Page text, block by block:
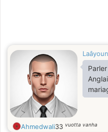
Parler
Ahmedwali33 vuotta vanha